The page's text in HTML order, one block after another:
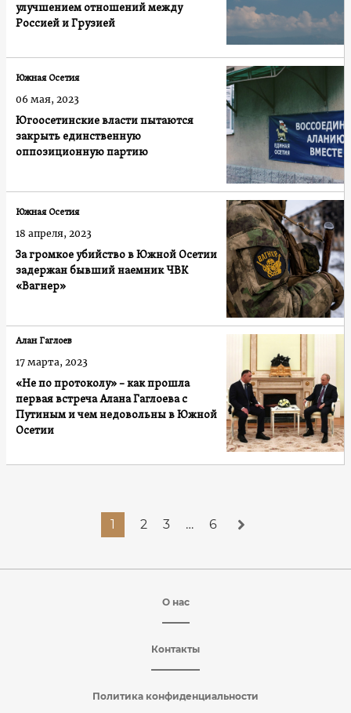
улучшением отношений между
Россией и Грузией
Югоосетинские власти пытаются
закрыть единственную
оппозиционную партию
Южная Осетия
06 мая, 2023
За громкое убийство в Южной Осетии
задержан бывший наемник ЧВК
«Вагнер»
Южная Осетия
18 апреля, 2023
«Не по протоколу» – как прошла
первая встреча Алана Гаглоева с
Путиным и чем недовольны в Южной
Осетии
Алан Гаглоев
17 марта, 2023
1 2 3 … 6
О нас
Контакты
Политика конфиденциальности